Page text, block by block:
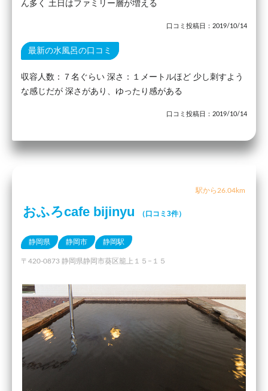
ん多く 土日はファミリー層が増える
口コミ投稿日：2019/10/14
最新の水風呂の口コミ
収容人数：７名ぐらい 深さ：１メートルほど 少し刺すよう
な感じだが 深さがあり、ゆったり感がある
口コミ投稿日：2019/10/14
駅から26.04km
おふろcafe bijinyu （口コミ3件）
静岡県 静岡市 静岡駅
〒420-0873 静岡県静岡市葵区籠上１５−１５